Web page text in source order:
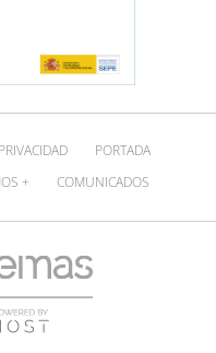
PORTADA
+ COMUNICADOS